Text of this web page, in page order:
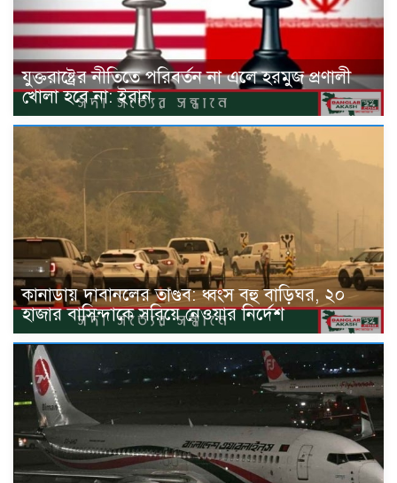
যুক্তরাষ্ট্রের নীতিতে পরিবর্তন না এলে হরমুজ প্রণালী
খোলা হবে না: ইরান
কানাডায় দাবানলের তাণ্ডব: ধ্বংস বহু বাড়িঘর, ২০
হাজার বাসিন্দাকে সরিয়ে নেওয়ার নির্দেশ